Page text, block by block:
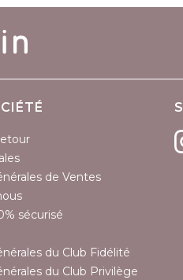
de Ventes
sécurisé
du Club Fidélité
du Club Privilège